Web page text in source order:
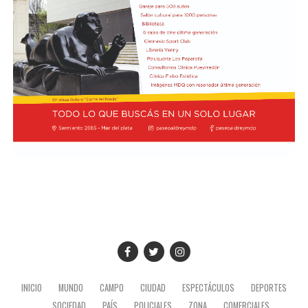
Previamente, Milei participó del acto de juramentación
y toma de mando de la presidenta de Perú, Keiko
Fujimori, realizado en el Congreso de ese país, en el
marco de su visita oficial a Lima.
El presidente viajó acompañado por una comitiva
integrada por el canciller Pablo Quirno y la secretaria
general de la Presidencia, Karina Milei.
INICIO MUNDO CAMPO CIUDAD ESPECTÁCULOS
DEPORTES